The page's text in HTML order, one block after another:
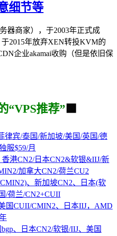
细节等
器商家），于2003年正式成
2015年放弃XEN转投KVM的
企业akamai收购（但是依旧保
“VPS推荐” 🟩
律宾/泰国/新加坡/美国/英国/德
服$59/月
香港CN2/日本CN2&软银&IIJ/新
加拿大CN2/荷兰CU2
、新加坡CN2、日本(软
/荷兰/CN2+CUII
国CUII/CMIN2、日本IIJ，AMD
、日本CN2/软银/IIJ、美国